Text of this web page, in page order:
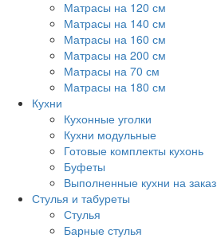
Матрасы на 120 см
Матрасы на 140 см
Матрасы на 160 см
Матрасы на 200 см
Матрасы на 70 см
Матрасы на 180 см
Кухни
Кухонные уголки
Кухни модульные
Готовые комплекты кухонь
Буфеты
Выполненные кухни на заказ
Стулья и табуреты
Стулья
Барные стулья